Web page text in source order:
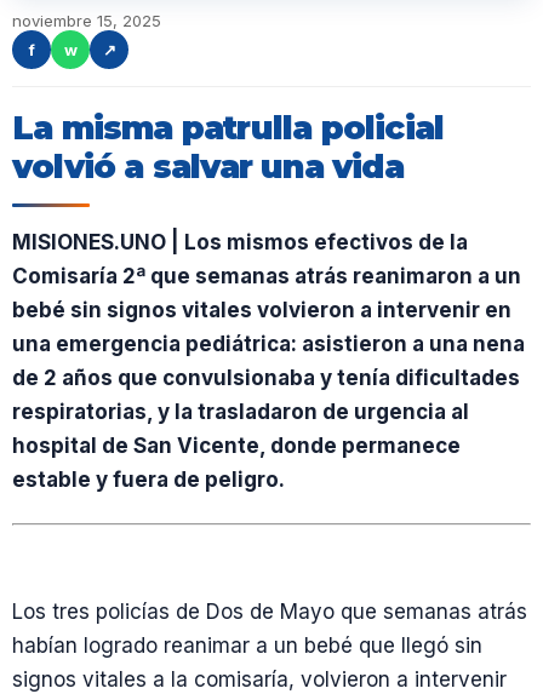
noviembre 15, 2025
f
w ↗
La misma patrulla policial
volvió a salvar una vida
MISIONES.UNO | Los mismos efectivos de la
Comisaría 2ª que semanas atrás reanimaron a un
bebé sin signos vitales volvieron a intervenir en
una emergencia pediátrica: asistieron a una nena
de 2 años que convulsionaba y tenía dificultades
respiratorias, y la trasladaron de urgencia al
hospital de San Vicente, donde permanece
estable y fuera de peligro.
Los tres policías de Dos de Mayo que semanas atrás
habían logrado reanimar a un bebé que llegó sin
signos vitales a la comisaría, volvieron a intervenir